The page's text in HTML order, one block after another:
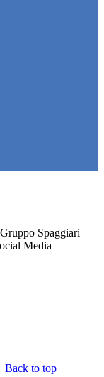
Spaggiari
Media
Back to top